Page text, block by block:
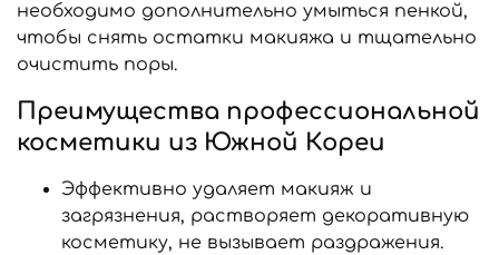
необходимо дополнительно умыться пенкой,
чтобы снять остатки макияжа и тщательно
очистить поры.
Преимущества профессиональной
косметики из Южной Кореи
Эффективно удаляет макияж и
загрязнения, растворяет декоративную
косметику, не вызывает раздражения.